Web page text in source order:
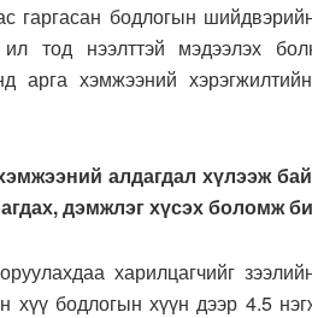
гаргасан бодлогын
ил тод нээлттэй мэдээлэх
арга хэмжээний
алдагдал хүлээж
дэмжлэг хүсэх боломж
харилцагчийг
хүү бодлогын хүүн дээр 4.5